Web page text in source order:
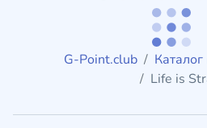
G-Point.club
Life is